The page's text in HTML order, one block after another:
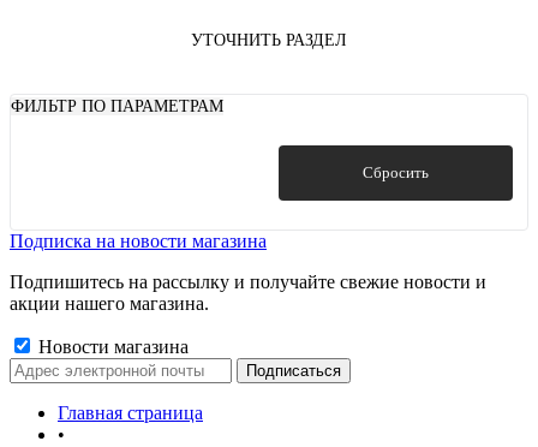
УТОЧНИТЬ РАЗДЕЛ
ФИЛЬТР ПО ПАРАМЕТРАМ
Сбросить
Подписка на новости магазина
Подпишитесь на рассылку и получайте свежие новости и
акции нашего магазина.
Новости магазина
Главная страница
•